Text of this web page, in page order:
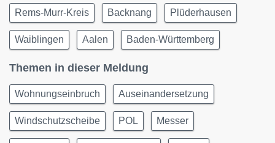
Rems-Murr-Kreis Backnang Plüderhausen
Waiblingen Aalen Baden-Württemberg
Themen in dieser Meldung
Wohnungseinbruch Auseinandersetzung
Windschutzscheibe POL Messer